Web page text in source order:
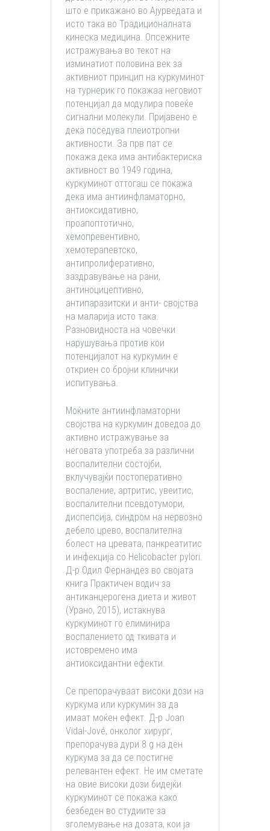
што е прикажано во Ајурведата и
исто така во Традиционалната
кинеска медицина. Опсежните
истражувања во текот на
изминатиот половина век за
активниот принцип на куркуминот
на турнерик го покажаа неговиот
потенцијал да модулира повеќе
сигнални молекули. Пријавено е
дека поседува плеиотропни
активности. За прв пат се
покажа дека има антибактериска
активност во 1949 година,
куркуминот оттогаш се покажа
дека има антиинфламаторно,
антиоксидативно,
проапоптотично,
хемопревентивно,
хемотерапевтско,
антипролиферативно,
заздравување на рани,
антиноцицептивно,
антипаразитски и анти- својства
на маларија исто така.
Разновидноста на човечки
нарушувања против кои
потенцијалот на куркумин е
откриен со бројни клинички
испитувања.
Моќните антиинфламаторни
својства на куркумин доведоа до
активно истражување за
неговата употреба за различни
воспалителни состојби,
вклучувајќи постоперативно
воспаление, артритис, увеитис,
воспалителни псевдотумори,
диспепсија, синдром на нервозно
дебело црево, воспалителна
болест на цревата, панкреатитис
и инфекција со Helicobacter pylori.
Д-р Одил Фернандез во својата
книга Практичен водич за
антиканцерогена диета и живот
(Урано, 2015), истакнува
куркуминот го елиминира
воспалението од ткивата и
истовремено има
антиоксидантни ефекти.
Се препорачуваат високи дози на
куркума или куркумин за да
имаат моќен ефект. Д-р Joan
Vidal-Jové, онколог хирург,
препорачува дури 8 g на ден
куркума за да се постигне
релевантен ефект. Не им сметате
на овие високи дози бидејќи
куркуминот се покажа како
безбеден во студиите за
зголемување на дозата, кои ја